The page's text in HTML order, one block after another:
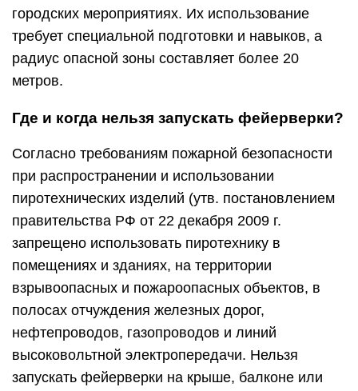
городских мероприятиях. Их использование
требует специальной подготовки и навыков, а
радиус опасной зоны составляет более 20
метров.
Где и когда нельзя запускать фейерверки?
Согласно требованиям пожарной безопасности
при распространении и использовании
пиротехнических изделий (утв. постановлением
правительства РФ от 22 декабря 2009 г.
запрещено использовать пиротехнику в
помещениях и зданиях, на территории
взрывоопасных и пожароопасных объектов, в
полосах отчуждения железных дорог,
нефтепроводов, газопроводов и линий
высоковольтной электропередачи. Нельзя
запускать фейерверки на крыше, балконе или